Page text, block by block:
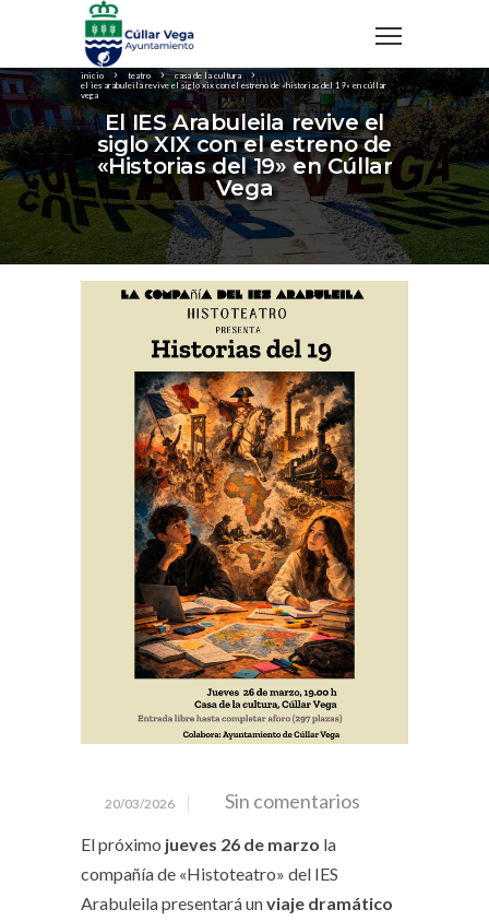
inicio teatro
casa de la cultura
el ies arabuleila revive el siglo xix con el estreno de «historias del 19» en cúllar
vega
El IES Arabuleila revive el
siglo XIX con el estreno de
«Historias del 19» en Cúllar
Vega
20/03/2026 Sin comentarios
El próximo jueves 26 de marzo la
compañía de «Histoteatro» del IES
Arabuleila presentará unviaje dramático